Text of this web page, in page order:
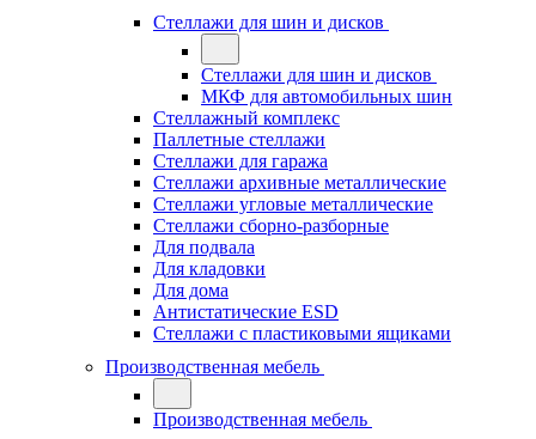
Стеллажи для шин и дисков
Стеллажи для шин и дисков
МКФ для автомобильных шин
Стеллажный комплекс
Паллетные стеллажи
Стеллажи для гаража
Стеллажи архивные металлические
Стеллажи угловые металлические
Стеллажи сборно-разборные
Для подвала
Для кладовки
Для дома
Антистатические ESD
Стеллажи с пластиковыми ящиками
Производственная мебель
Производственная мебель